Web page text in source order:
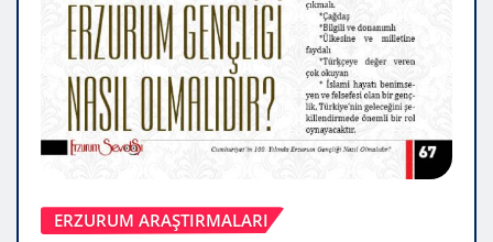
ERZURUM ARAŞTIRMALARI